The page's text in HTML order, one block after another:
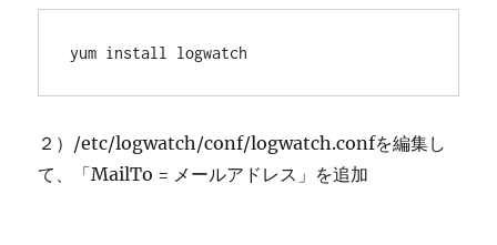
yum install logwatch
２）/etc/logwatch/conf/logwatch.confを編集し
て、「MailTo = メールアドレス」を追加